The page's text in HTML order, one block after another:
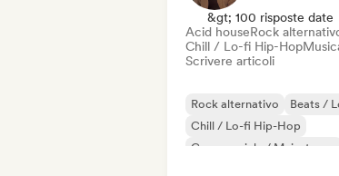
&gt; 100 risposte date
Acid houseRock
Chill / Lo-fi Hip-Hop
Scrivere articoli
Rock alternativo
Beats /
Chill / Lo-fi Hip-Hop
Commerciale / Mainstream